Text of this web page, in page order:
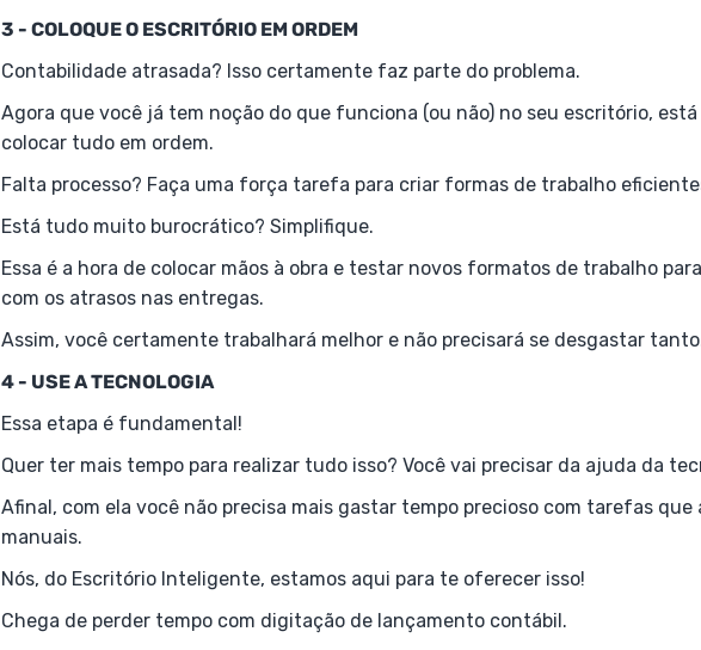
3 - COLOQUE O ESCRITÓRIO EM ORDEM
Contabilidade atrasada? Isso certamente faz parte do problema.
Agora que você já tem noção do que funciona (ou não) no seu escritório,
colocar tudo em ordem.
Falta processo? Faça uma força tarefa para criar formas de trabalho
Está tudo muito burocrático? Simplifique.
Essa é a hora de colocar mãos à obra e testar novos formatos de trabalho
com os atrasos nas entregas.
Assim, você certamente trabalhará melhor e não precisará se desgastar
4 - USE A TECNOLOGIA
Essa etapa é fundamental!
Quer ter mais tempo para realizar tudo isso? Você vai precisar da ajuda da
Afinal, com ela você não precisa mais gastar tempo precioso com tarefas que
manuais.
Nós, do Escritório Inteligente, estamos aqui para te oferecer isso!
Chega de perder tempo com digitação de lançamento contábil.